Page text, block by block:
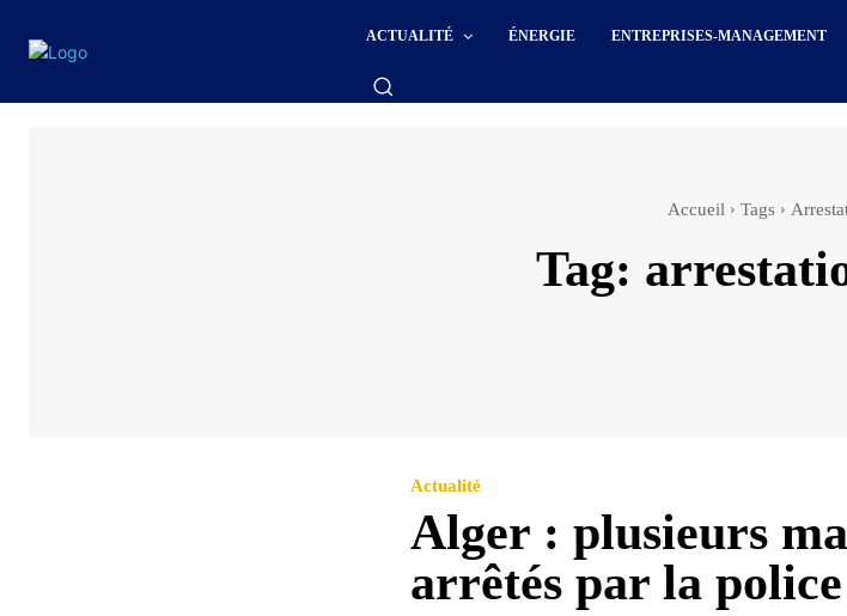
ACTUALITÉ ÉNERGIE ENTREPRISES-MANAGEMENT
Accueil Tags
Tag:
Actualité
Alger : plusieurs
arrêtés par la police